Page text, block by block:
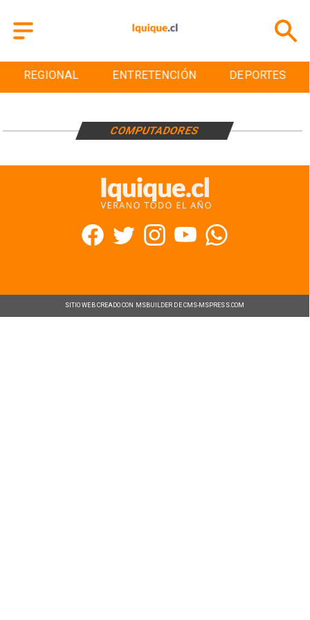
REGIONAL ENTRETENCIÓN DEPORTES
COMPUTADORES
SITIO WEB CREADO CON MSBUILDER DE CMS-MSPRESS.COM